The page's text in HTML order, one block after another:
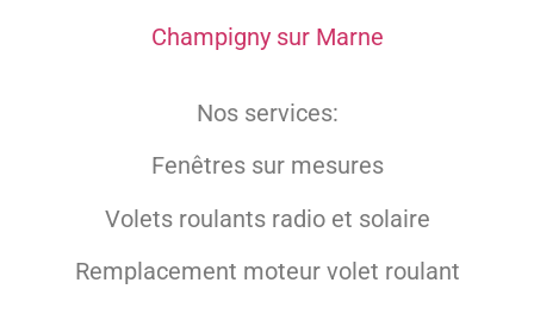
Champigny sur Marne
Nos services:
Fenêtres sur mesures
Volets roulants radio et solaire
Remplacement moteur volet roulant